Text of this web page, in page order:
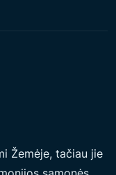
Žemėje, tačiau jie